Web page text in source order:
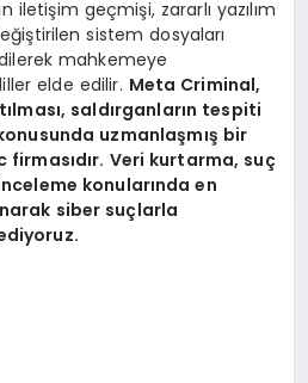
iletişim geçmişi, zararlı yazılım
sistem dosyaları
mahkemeye
elde edilir. Meta Criminal,
saldırganların tespiti
uzmanlaşmış bir
Veri kurtarma, suç
konularında en
siber suçlarla